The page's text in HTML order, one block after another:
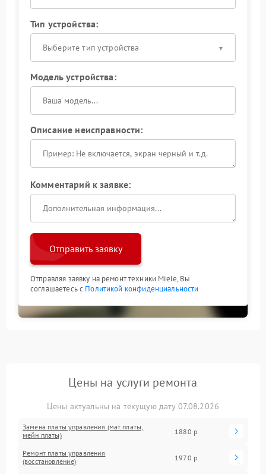
Тип устройства:
Выберите тип устройства
Модель устройства:
Описание неисправности:
Комментарий к заявке:
Отправить заявку
Отправляя заявку на ремонт техники Miele, Вы
соглашаетесь с Политикой конфиденциальности
Цены на услуги ремонта
Цены актуальны на текущую дату 07.08.2026
Замена платы управления (мат.платы,
мейн платы)
1880 р
Ремонт платы управления
(восстановление)
1970 р